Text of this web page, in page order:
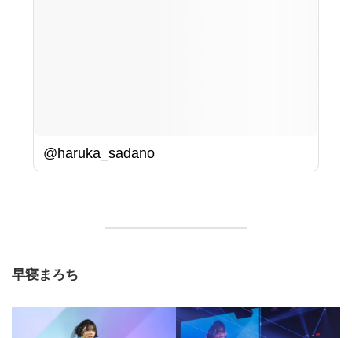
@haruka_sadano
早寝まろち